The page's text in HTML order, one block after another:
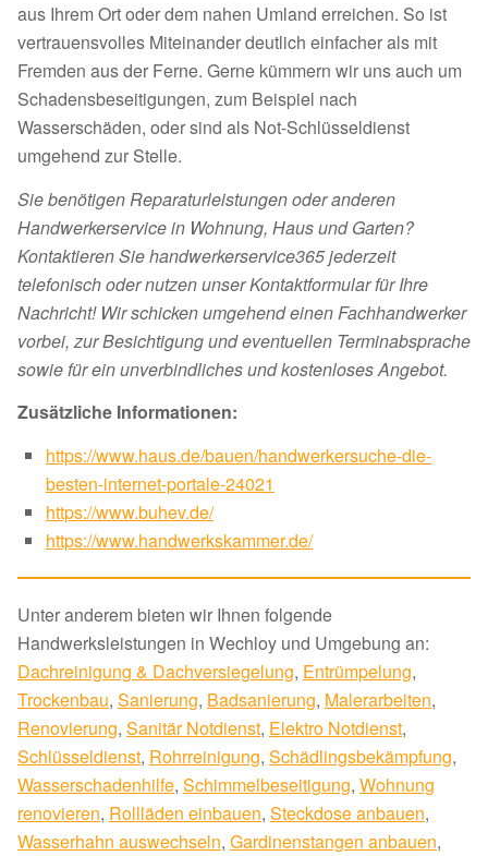
aus Ihrem Ort oder dem nahen Umland erreichen. So ist
vertrauensvolles Miteinander deutlich einfacher als mit
Fremden aus der Ferne. Gerne kümmern wir uns auch um
Schadensbeseitigungen, zum Beispiel nach
Wasserschäden, oder sind als Not-Schlüsseldienst
umgehend zur Stelle.
Sie benötigen Reparaturleistungen oder anderen
Handwerkerservice in Wohnung, Haus und Garten?
Kontaktieren Sie handwerkerservice365 jederzeit
telefonisch oder nutzen unser Kontaktformular für Ihre
Nachricht! Wir schicken umgehend einen Fachhandwerker
vorbei, zur Besichtigung und eventuellen Terminabsprache
sowie für ein unverbindliches und kostenloses Angebot.
Zusätzliche Informationen:
https://www.haus.de/bauen/handwerkersuche-die-
besten-internet-portale-24021
https://www.buhev.de/
https://www.handwerkskammer.de/
Unter anderem bieten wir Ihnen folgende
Handwerksleistungen in Wechloy und Umgebung an:
Dachreinigung & Dachversiegelung, Entrümpelung,
Trockenbau, Sanierung, Badsanierung, Malerarbeiten,
Renovierung, Sanitär Notdienst, Elektro Notdienst,
Schlüsseldienst, Rohrreinigung, Schädlingsbekämpfung,
Wasserschadenhilfe, Schimmelbeseitigung, Wohnung
renovieren, Rollläden einbauen, Steckdose anbauen,
Wasserhahn auswechseln, Gardinenstangen anbauen,